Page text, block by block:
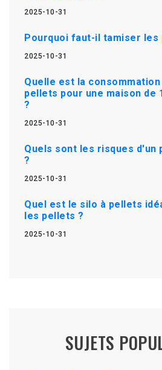
2025-10-31
Pourquoi faut-il tamiser les
2025-10-31
Quelle est la consommation
pellets pour une maison de
?
2025-10-31
Quels sont les risques d'un
?
2025-10-31
Quel est le silo à pellets
les pellets ?
2025-10-31
SUJETS